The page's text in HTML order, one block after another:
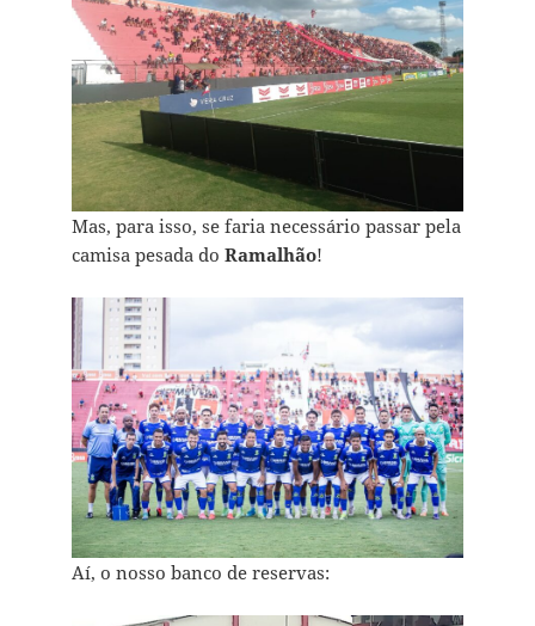
Mas, para isso, se faria necessário passar pela
camisa pesada do Ramalhão!
Aí, o nosso banco de reservas: